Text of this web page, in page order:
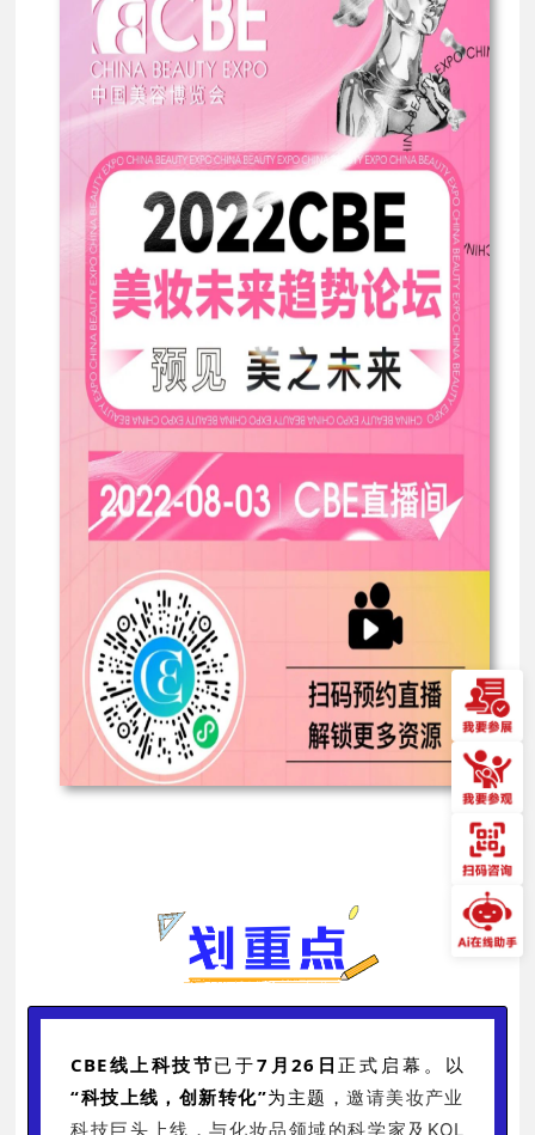
CBE线上科技节已于7月26日 正式启幕 。以
“科技上线，创新转化”为主题，邀请美妆产业
科技巨头上线，与化妆品领域的科学家及KOL